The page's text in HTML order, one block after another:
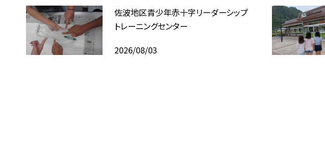
佐波地区青少年赤十字リーダーシップ
トレーニングセンター
2026/08/03